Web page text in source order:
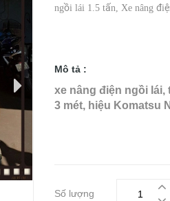
ngồi lái 1.5 tấn, Xe nâng
Mô tả :
xe nâng điện ngồi lái,
3 mét, hiệu Komatsu
Số lượng